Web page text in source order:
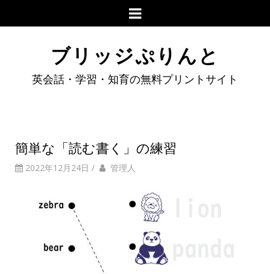
ブリッジぷりんと
英会話・学習・知育の無料プリントサイト
簡単な「読む書く」の練習
2022年12月24日 / 管理人